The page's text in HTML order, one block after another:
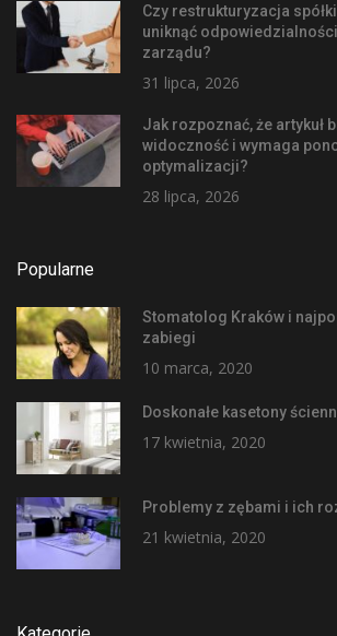
Czy restrukturyzacja
uniknąć
zarządu?
31 lipca, 2026
Jak rozpoznać, że artykuł
widoczność i wymaga
optymalizacji?
28 lipca, 2026
Popularne
Stomatolog Kraków i
zabiegi
10 marca, 2020
Doskonałe kasetony
17 kwietnia, 2020
Problemy z zębami i ich
21 kwietnia, 2020